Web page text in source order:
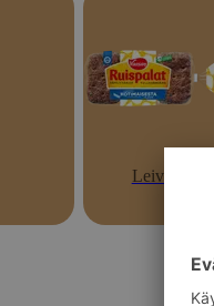
Leivät